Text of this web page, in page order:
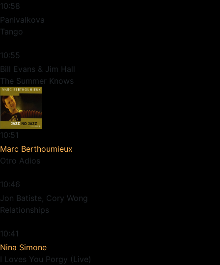
10:58
Panivalkova
Tango
10:55
Bill Evans & Jim Hall
The Summer Knows
10:51
Marc Berthoumieux
Otro Adios
10:46
Jon Batiste, Cory Wong
Relationships
10:41
Nina Simone
I Loves You Porgy (Live)